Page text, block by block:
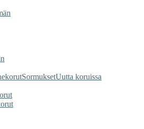
SormuksetUutta koruissa